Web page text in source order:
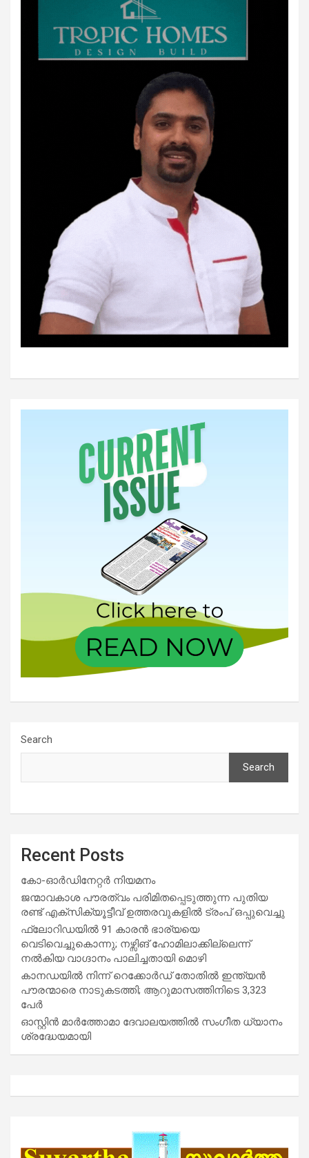
Search
Search
Recent Posts
കോ-ഓർഡിനേറ്റർ നിയമനം
ജന്മാവകാശ പൗരത്വം പരിമിതപ്പെടുത്തുന്ന പുതിയ
രണ്ട് എക്സിക്യൂട്ടീവ് ഉത്തരവുകളിൽ ട്രംപ് ഒപ്പുവെച്ചു
ഫ്ലോറിഡയിൽ 91 കാരൻ ഭാര്യയെ
വെടിവെച്ചുകൊന്നു; നഴ്സിങ് ഹോമിലാക്കില്ലെന്ന്
നൽകിയ വാഗ്ദാനം പാലിച്ചതായി മൊഴി
കാനഡയിൽ നിന്ന് റെക്കോർഡ് തോതിൽ ഇന്ത്യൻ
പൗരന്മാരെ നാടുകടത്തി; ആറുമാസത്തിനിടെ 3,323
പേർ
ഓസ്റ്റിൻ മാർത്തോമാ ദേവാലയത്തിൽ സംഗീത ധ്യാനം
ശ്രദ്ധേയമായി